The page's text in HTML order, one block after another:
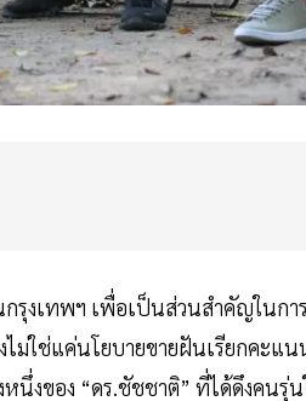
งเทพฯ เพื่อเป็นส่วนสำคัญในกา
ใช่แค่นโยบายขายฝันเรียกคะแ
นึ่งของ “ดร.ชัชชาติ” ที่ได้ดึงคนรุ่น